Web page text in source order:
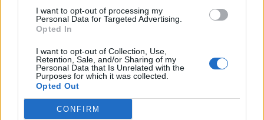
I want to opt-out of processing my
Personal Data for Targeted Advertising.
Opted In
I want to opt-out of Collection, Use,
Retention, Sale, and/or Sharing of my
Personal Data that Is Unrelated with the
Purposes for which it was collected.
Opted Out
CONFIRM